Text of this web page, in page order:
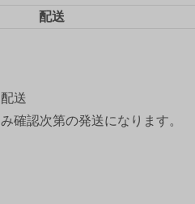
配送
送
確認次第の発送になります。